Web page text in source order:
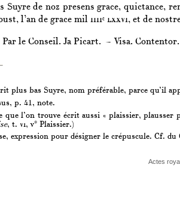
Suyre de noz presens grace, quictance,
l’an de grace mil iiiic lxxvi,et de
le Conseil. Ja Picart. — Visa.
plus bas Suyre, nom préférable, parce qu’il
p. 41, note.
que l’on trouve écrit aussi « plaissier,
, t. vi, v° Plaissier.)
expression pour désigner le crépuscule. Cf. du
Actes